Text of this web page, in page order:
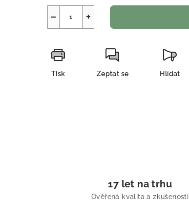
+
−
Tisk Zeptat se Hlídat
17 let na trhu
Ověřená kvalita a zkušenosti